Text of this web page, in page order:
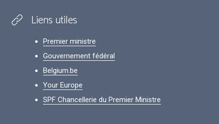
Liens utiles
Premier ministre
Gouvernement fédéral
Belgium.be
Your Europe
SPF Chancellerie du Premier Ministre